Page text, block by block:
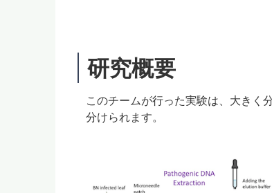
研究概要
このチームが行った実験は、大きく
分けられます。